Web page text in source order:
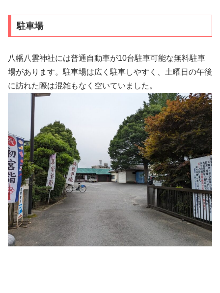
駐車場
八幡八雲神社には普通自動車が10台駐車可能な無料駐車
場があります。駐車場は広く駐車しやすく、土曜日の午後
に訪れた際は混雑もなく空いていました。